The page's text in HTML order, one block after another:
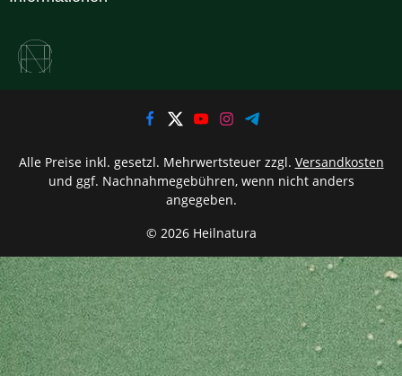
© 2026 Heilnatura
Alle Preise inkl. gesetzl. Mehrwertsteuer zzgl. Versandkosten
und ggf. Nachnahmegebühren, wenn nicht anders
angegeben.